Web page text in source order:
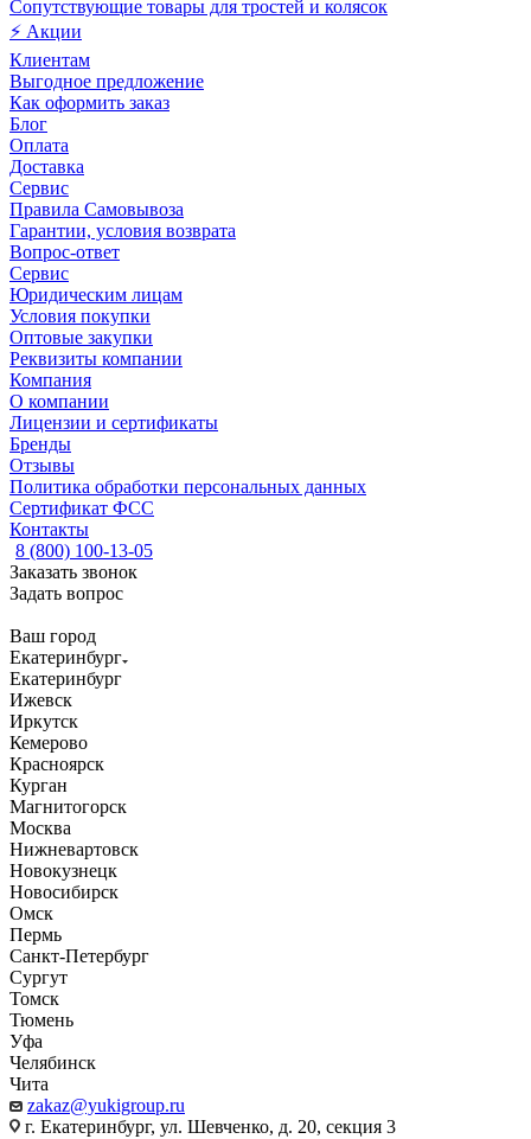
Сопутствующие товары для тростей и колясок
⚡ Акции
Клиентам
Выгодное предложение
Как оформить заказ
Блог
Оплата
Доставка
Сервис
Правила Самовывоза
Гарантии, условия возврата
Вопрос-ответ
Сервис
Юридическим лицам
Условия покупки
Оптовые закупки
Реквизиты компании
Компания
О компании
Лицензии и сертификаты
Бренды
Отзывы
Политика обработки персональных данных
Сертификат ФСС
Контакты
8 (800) 100-13-05
Заказать звонок
Задать вопрос
Ваш город
Екатеринбург
Екатеринбург
Ижевск
Иркутск
Кемерово
Красноярск
Курган
Магнитогорск
Москва
Нижневартовск
Новокузнецк
Новосибирск
Омск
Пермь
Санкт-Петербург
Сургут
Томск
Тюмень
Уфа
Челябинск
Чита
zakaz@yukigroup.ru
г. Екатеринбург, ул. Шевченко, д. 20, секция 3